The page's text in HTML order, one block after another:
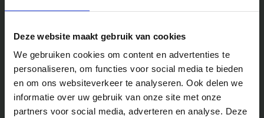
Deze website maakt gebruik van cookies
We gebruiken cookies om content en advertenties te
personaliseren, om functies voor social media te bieden
en om ons websiteverkeer te analyseren. Ook delen we
informatie over uw gebruik van onze site met onze
partners voor social media, adverteren en analyse. Deze
Zomerkamp boeken: wanneer
moet je reserveren?
In dit artikel lees je alles wat je moet weten [...]